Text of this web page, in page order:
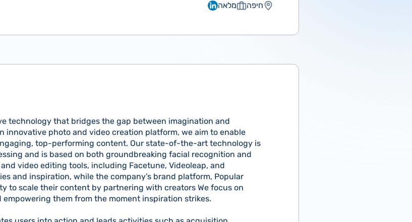
חיפה
מלאה
technology that bridges the gap between imagination and
innovative photo and video creation platform, we aim to enable
top-performing content. Our state-of-the-art technology is
and is based on both groundbreaking facial recognition and
video editing tools, including Facetune, Videoleap, and
and inspiration, while the company’s brand platform, Popular
to scale their content by partnering with creators We focus on
them from the moment inspiration strikes.